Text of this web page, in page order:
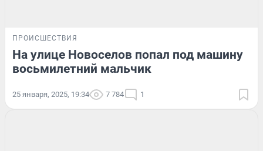
ПРОИСШЕСТВИЯ
На улице Новоселов попал под машину
восьмилетний мальчик
25 января, 2025, 19:34 7 784 1